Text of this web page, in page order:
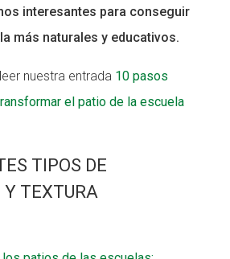
interesantes para conseguir
más naturales y educativos.
nuestra entrada10 pasos
el patio de la escuela
TIPOS DE
Y TEXTURA